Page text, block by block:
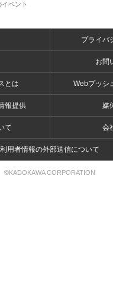
ベント
プライバ
お問
とは Webプッシ
報提供 媒
て 会
利用者情報の外部送信について
©KADOKAWA CORPORATION